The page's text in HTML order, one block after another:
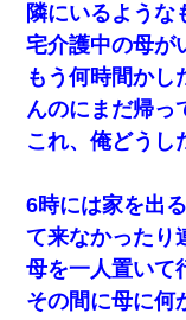
隣にいるような
宅介護中の母が
もう何時間かし
んのにまだ帰っ
これ、俺どうし
6時には家を出
て来なかったり
母を一人置いて
その間に母に何